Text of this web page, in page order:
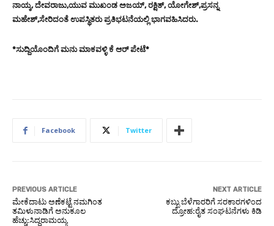
ನಾಯ್ಕ, ದೇವರಾಜು,ಯುವ ಮುಖಂಡ ಅಜಯ್, ರಕ್ಷಿತ್, ಯೋಗೇಶ್,ಪ್ರಸನ್ನ
ಮಹೇಶ್,ಸೇರಿದಂತೆ ಉಪಸ್ಥಿತರು ಪ್ರತಿಭಟನೆಯಲ್ಲಿ ಭಾಗವಹಿಸಿದರು.
*ಸುದ್ದಿಯೊಂದಿಗೆ ಮನು ಮಾಕವಳ್ಳಿ ಕೆ ಆರ್ ಪೇಟೆ*
Facebook Twitter
PREVIOUS ARTICLE
ಮೇಕೆದಾಟು ಅಣೆಕಟ್ಟೆ ನಮಗಿಂತ
ತಮಿಳುನಾಡಿಗೆ ಅನುಕೂಲ
ಹೆಚ್ಚು:ಸಿದ್ದರಾಮಯ್ಯ
NEXT ARTICLE
ಕಬ್ಬು ಬೆಳೆಗಾರರಿಗೆ ಸರಕಾರಗಳಿಂದ
ದ್ರೋಹ:ರೈತ ಸಂಘಟನೆಗಳು ಕಿಡಿ